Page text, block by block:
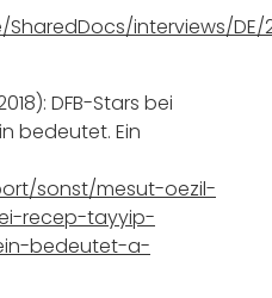
interviews/DE/
DFB-Stars bei
bedeutet. Ein
sonst/mesut-oezil-
recep-tayyip-
bedeutet-a-